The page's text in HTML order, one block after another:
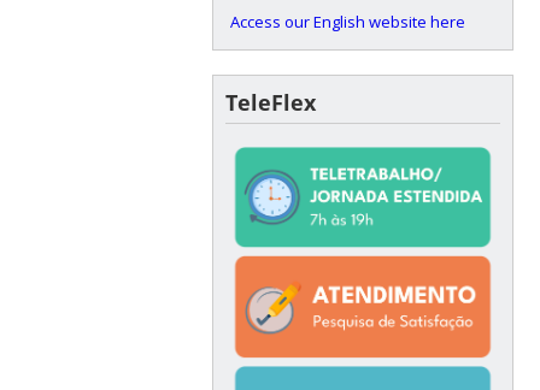
Access our English website here
TeleFlex